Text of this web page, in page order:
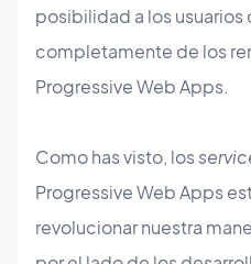
posibilidad a los usuarios
completamente de los
Progressive Web Apps.
Como has visto, los
Progressive Web Apps
revolucionar nuestra